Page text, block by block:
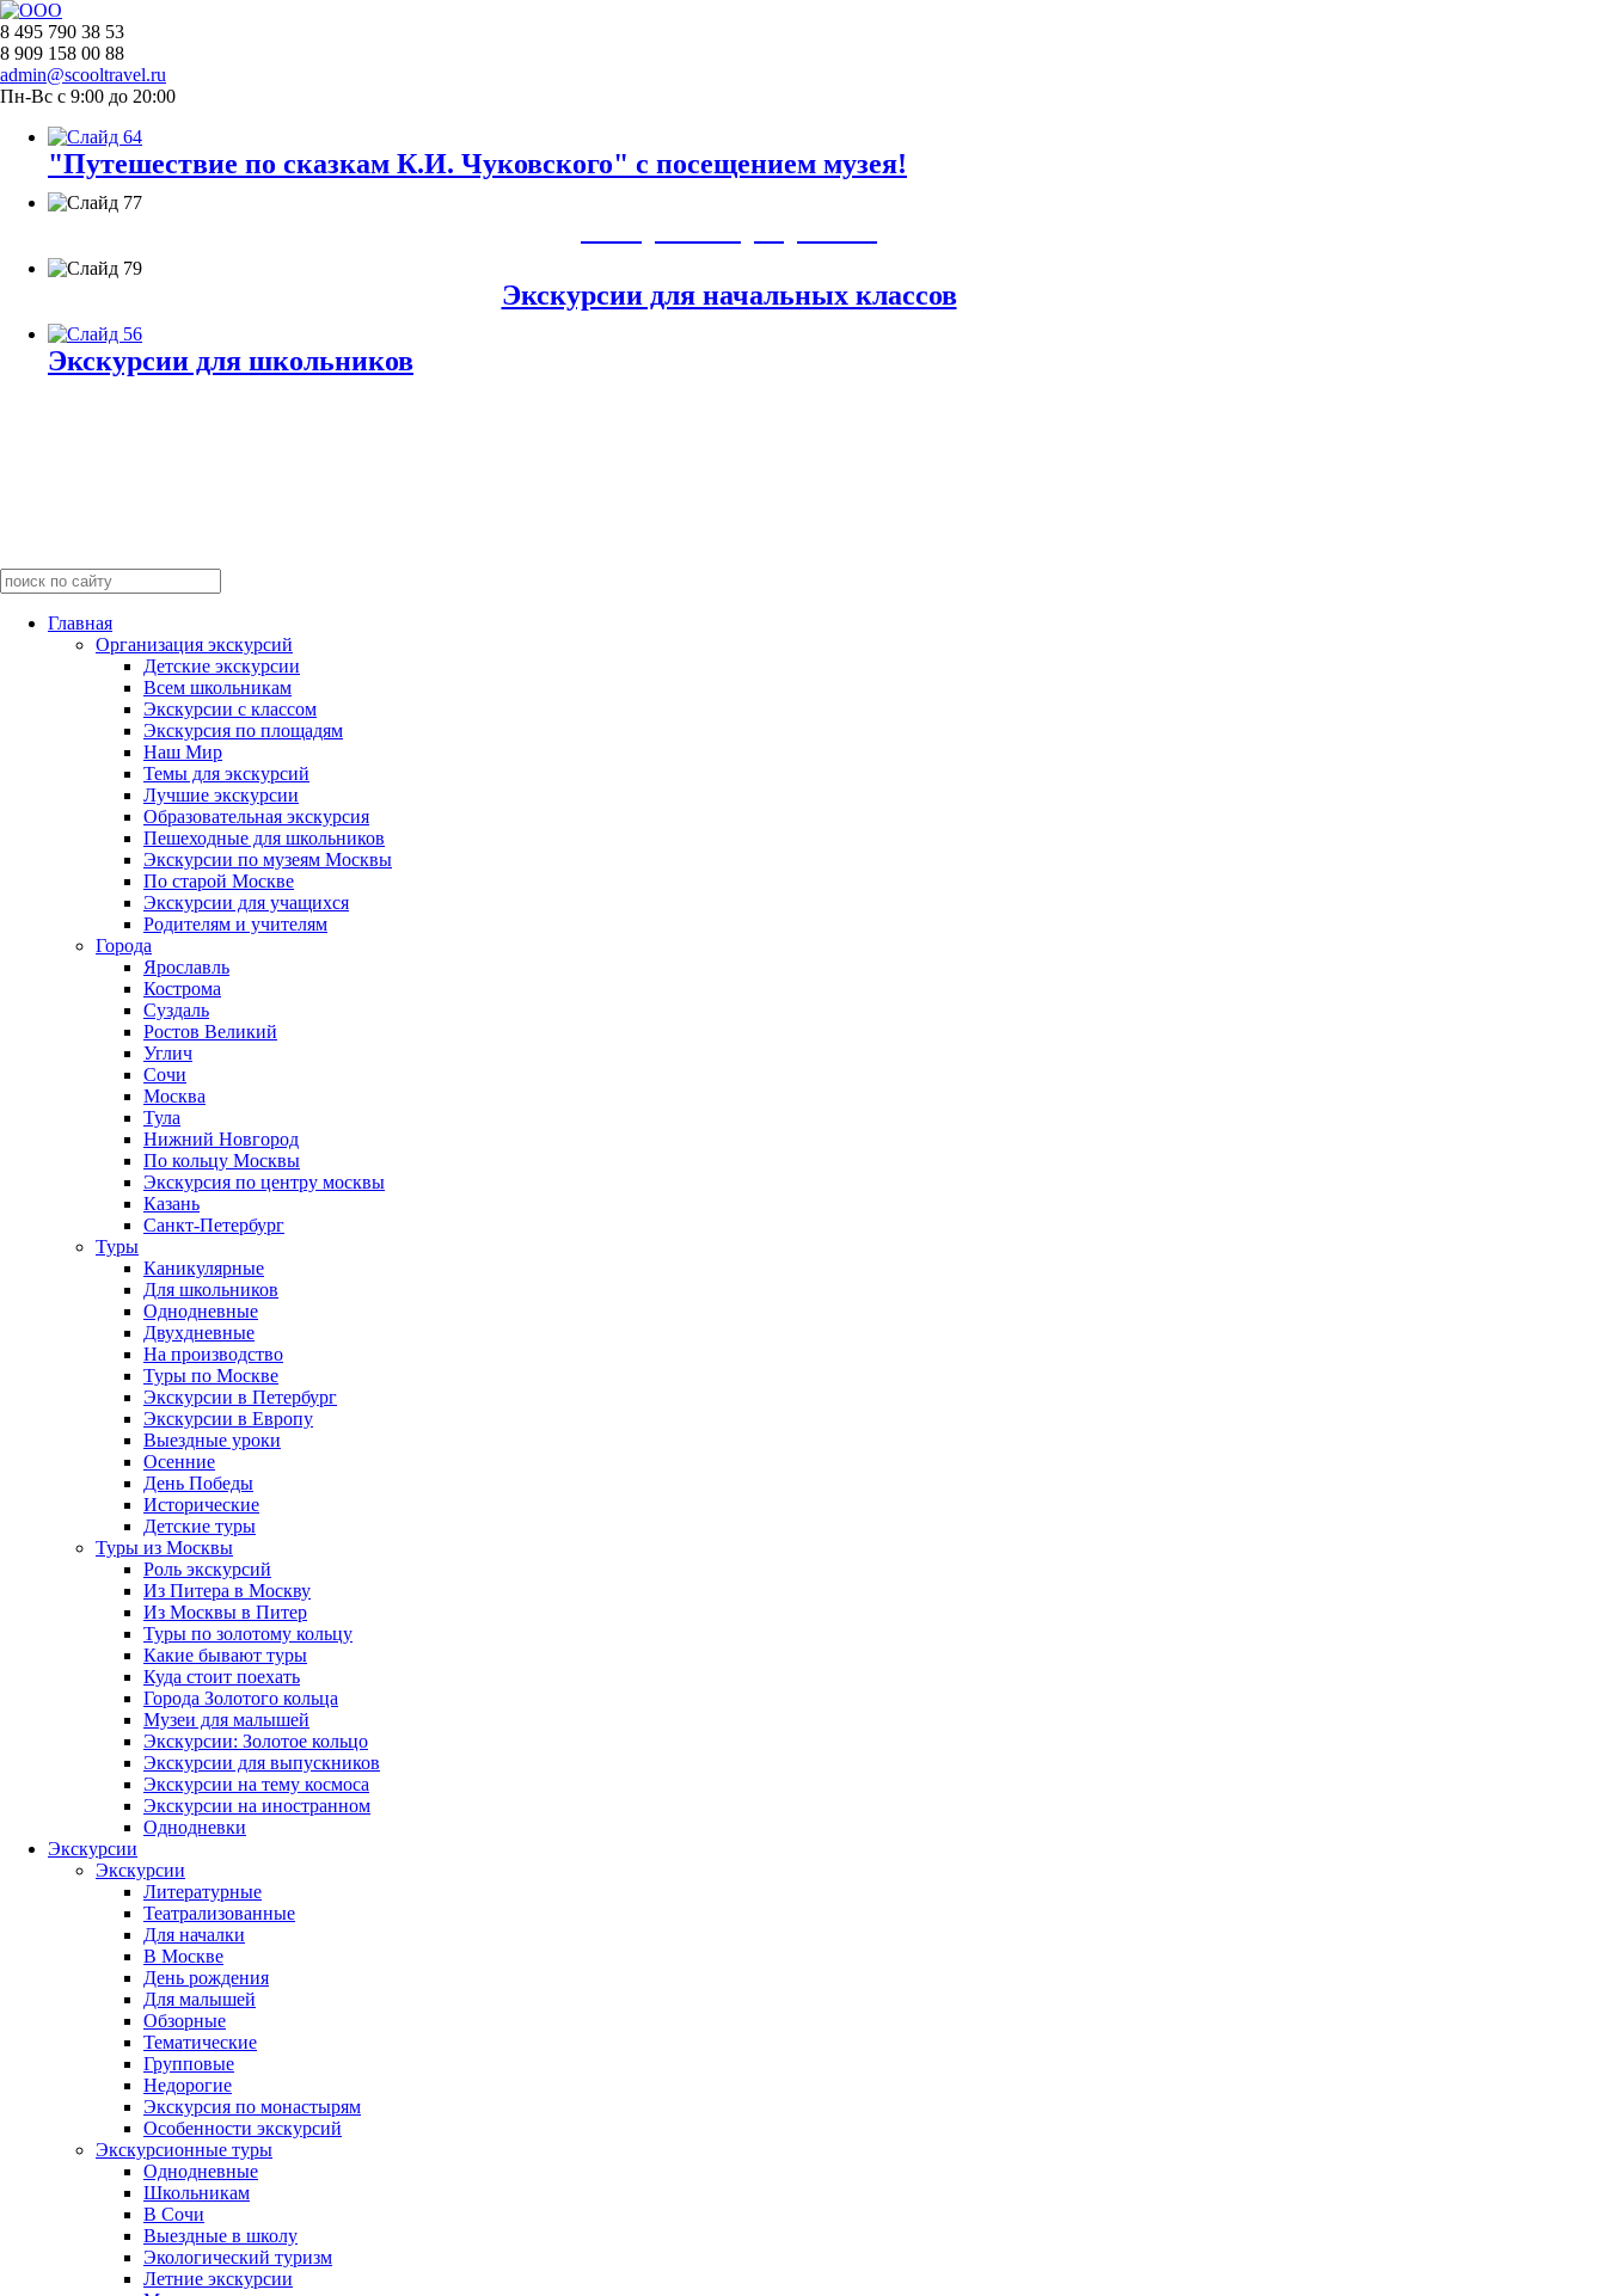
8 495 790 38 53
8 909 158 00 88
admin@scooltravel.ru
Пн-Вс с 9:00 до 20:00
"Путешествие по сказкам К.И. Чуковского" с посещением музея!
Экскурсии для начальных классов
Экскурсии для школьников
Главная
Организация экскурсий
Детские экскурсии
Всем школьникам
Экскурсии c классом
Экскурсия по площадям
Наш Мир
Темы для экскурсий
Лучшие экскурсии
Образовательная экскурсия
Пешеходные для школьников
Экскурсии по музеям Москвы
По старой Москве
Экскурсии для учащихся
Родителям и учителям
Города
Ярославль
Кострома
Суздаль
Ростов Великий
Углич
Сочи
Москва
Тула
Нижний Новгород
По кольцу Москвы
Экскурсия по центру москвы
Казань
Санкт-Петербург
Туры
Каникулярные
Для школьников
Однодневные
Двухдневные
На производство
Туры по Москве
Экскурсии в Петербург
Экскурсии в Европу
Выездные уроки
Осенние
День Победы
Исторические
Детские туры
Туры из Москвы
Роль экскурсий
Из Питера в Москву
Из Москвы в Питер
Туры по золотому кольцу
Какие бывают туры
Куда стоит поехать
Города Золотого кольца
Музеи для малышей
Экскурсии: Золотое кольцо
Экскурсии для выпускников
Экскурсии на тему космоса
Экскурсии на иностранном
Однодневки
Экскурсии
Экскурсии
Литературные
Театрализованные
Для началки
В Москве
День рождения
Для малышей
Обзорные
Тематические
Групповые
Недорогие
Экскурсия по монастырям
Особенности экскурсий
Экскурсионные туры
Однодневные
Школьникам
В Сочи
Выездные в школу
Экологический туризм
Летние экскурсии